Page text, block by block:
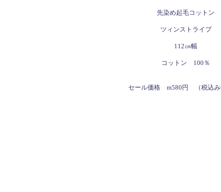
先染め起毛コットン
ツィンストライプ
112㎝幅
コットン 100％
セール価格 m580円 （税込み